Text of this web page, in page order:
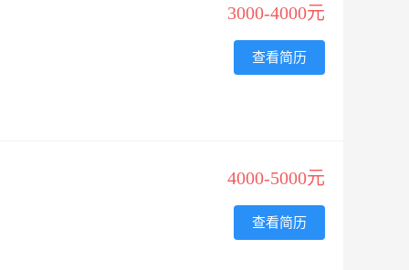
3000-4000元
查看简历
4000-5000元
查看简历